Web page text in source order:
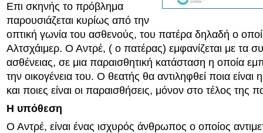
Επι σκηνής το πρόβλημα
παρουσιάζεται κυρίως από την
οπτική γωνία του ασθενούς, του πατέρα δηλαδή ο
Αλτσχάιμερ. Ο Αντρέ, ( ο πατέρας) εμφανίζεται με τα
ασθένειας, σε μια παραισθητική κατάσταση η οποία
την οικογένεια του. Ο θεατής θα αντιληφθεί ποια είναι
και ποιες είναι οι παραισθήσεις, μόνον στο τέλος της
Η υπόθεση
Ο Αντρέ, είναι ένας ισχυρός άνθρωπος ο οποίος